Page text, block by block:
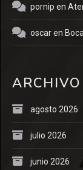
pornip en
oscaren
ARCHIVO
agosto 2026
julio 2026
junio 2026